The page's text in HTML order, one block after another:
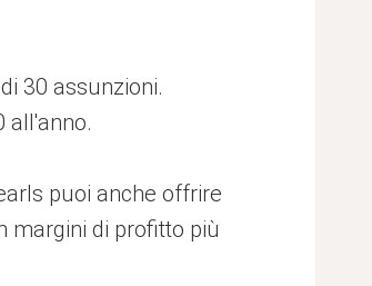
30 assunzioni.
all'anno.
puoi anche offrire
margini di profitto più